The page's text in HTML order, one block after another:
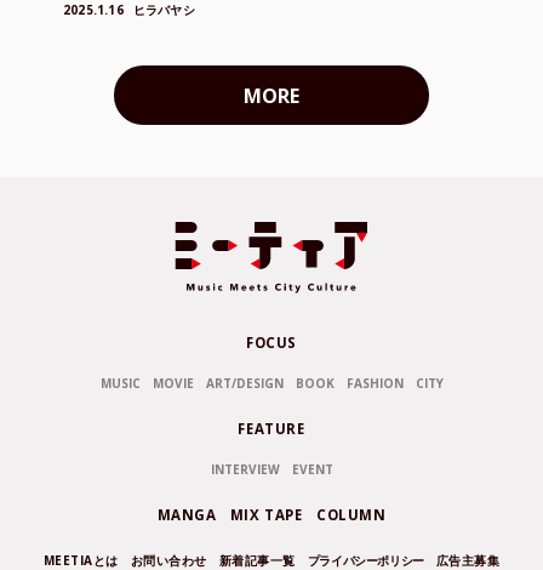
2025.1.16 ヒラバヤシ
MORE
FOCUS
MUSIC MOVIE ART/DESIGN BOOK FASHION CITY
FEATURE
INTERVIEW EVENT
MANGA MIX TAPE COLUMN
MEETIAとは お問い合わせ 新着記事一覧 プライバシーポリシー 広告主募集